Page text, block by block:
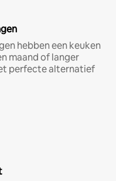
hebben een keuken
maand of langer
perfecte alternatief